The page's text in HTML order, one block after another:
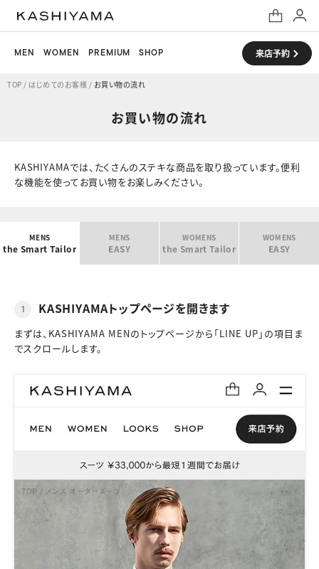
MEN WOMEN PREMIUM SHOP 来店予約
TOP / はじめてのお客様 / お買い物の流れ
お買い物の流れ
KASHIYAMAでは、たくさんのステキな商品を取り扱っています。便利
な機能を使ってお買い物をお楽しみください。
MENS
the Smart Tailor
MENS
EASY
WOMENS
the Smart Tailor
WOMENS
EASY
1 KASHIYAMAトップページを開きます
まずは、KASHIYAMA MENのトップページから「LINE UP」の項目ま
でスクロールします。